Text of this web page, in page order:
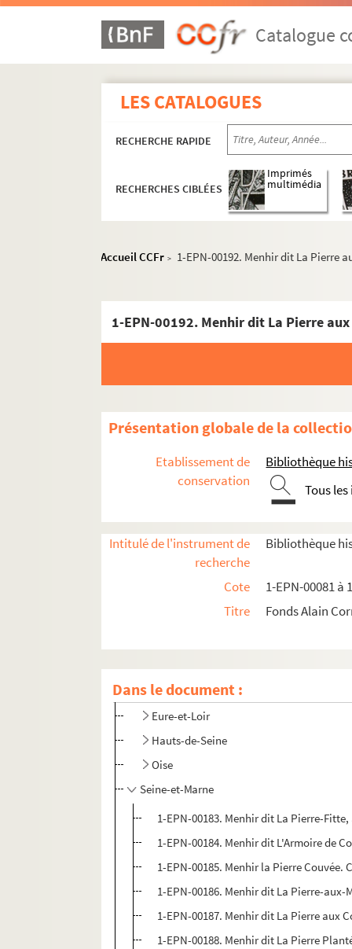
Catalogue
LES CATALOGUES
RECHERCHE RAPIDE
RECHERCHES CIBLÉES
Imprimés
multimédia
Accueil CCFr > 1-EPN-00192. Menhir dit La Pierre
Présentation globale de la
Etablissement de
conservation
Bibliothèque
Tous
Intitulé de l'instrument de
recherche
Bibliothèque
Cote
1-EPN-00081 à
Titre
Fonds Alain
Dans le document :
Essonne
Eure-et-Loir
Hauts-de-Seine
Oise
Seine-et-Marne
1-EPN-00183. Menhir dit La Pierre-
1-EPN-00184. Menhir dit L'Armoire de
1-EPN-00185. Menhir la Pierre Couvée.
1-EPN-00186. Menhir dit La Pierre-
1-EPN-00187. Menhir dit La Pierre aux
1-EPN-00188. Menhir dit La Pierre